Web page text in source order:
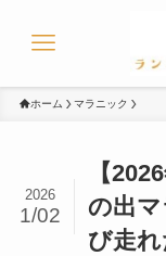
ホーム マラニック
【
の出
び走
2026
1/02